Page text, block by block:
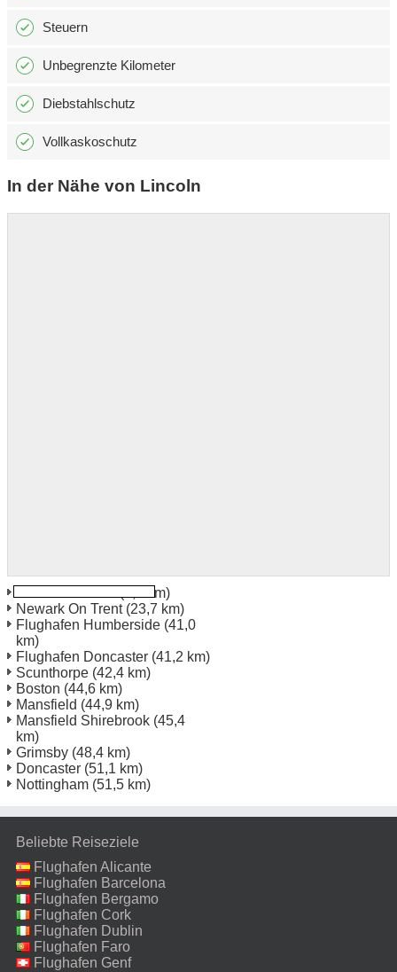
Steuern
Unbegrenzte Kilometer
Diebstahlschutz
Vollkaskoschutz
In der Nähe von Lincoln
(0,5 km)
Newark On Trent(23,7 km)
Flughafen Humberside (41,0
km)
Flughafen Doncaster (41,2 km)
Scunthorpe (42,4 km)
Boston (44,6 km)
Mansfield (44,9 km)
Mansfield Shirebrook (45,4
km)
Grimsby (48,4 km)
Doncaster (51,1 km)
Nottingham (51,5 km)
Beliebte Reiseziele
Flughafen Alicante
Flughafen Barcelona
Flughafen Bergamo
Flughafen Cork
Flughafen Dublin
Flughafen Faro
Flughafen Genf